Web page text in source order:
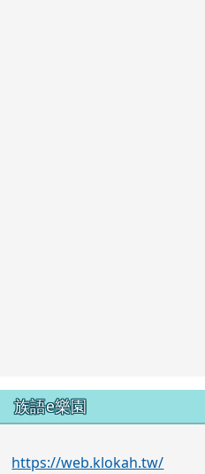
族語e樂園
https://web.klokah.tw/